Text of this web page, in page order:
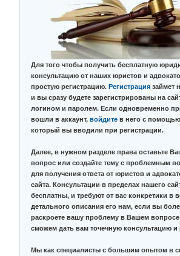
Для того чтобы получить бесплатную
консультацию от наших юристов и
простую регистрацию. Регистрация займет
и вы сразу будете зарегистрированы на
логином и паролем. Если одновременно
вошли в аккаунт, войдите в него с
который вы вводили при регистрации.
Далее, в нужном разделе права оставьте
вопрос или создайте тему с проблемным
для получения ответа от юристов и
сайта. Консультации в пределах нашего
бесплатны, и требуют от вас конкретики в
детального описания его нам, если вы
раскроете вашу проблему в Вашем
сможем дать вам точечную консультацию
Мы как специалисты с большим опытом в